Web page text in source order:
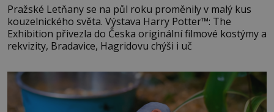
Pražské Letňany se na půl roku proměnily v malý kus
kouzelnického světa. Výstava Harry Potter™: The
Exhibition přivezla do Česka originální filmové kostýmy a
rekvizity, Bradavice, Hagridovu chýši i uč